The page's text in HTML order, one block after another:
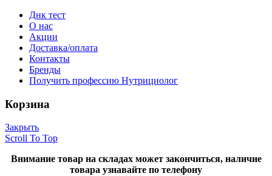
Днк тест
О нас
Акции
Доставка/оплата
Контакты
Бренды
Получить профессию Нутрициолог
Корзина
Закрыть
Scroll To Top
Внимание товар на складах может закончиться, наличие
товара узнавайте по телефону